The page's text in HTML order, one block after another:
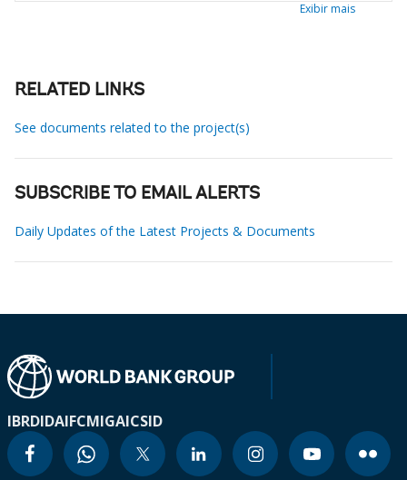
Exibir mais
RELATED LINKS
See documents related to the project(s)
SUBSCRIBE TO EMAIL ALERTS
Daily Updates of the Latest Projects & Documents
IBRDIDAIFCMIGAICSID